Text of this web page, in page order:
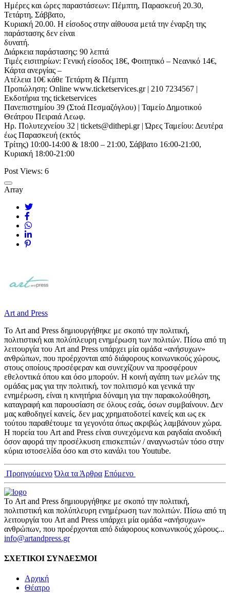
Ημέρες και ώρες παραστάσεων: Πέμπτη, Παρασκευή 20.30,
Τετάρτη, Σάββατο,
Κυριακή 20.00. Η είσοδος στην αίθουσα μετά την έναρξη της
παράστασης δεν είναι
δυνατή.
Διάρκεια παράστασης: 90 λεπτά
Τιμές εισιτηρίων: Γενική είσοδος 18€, Φοιτητικό – Νεανικό 14€,
Κάρτα ανεργίας –
Ατέλεια 10€ κάθε Τετάρτη & Πέμπτη
Προπώληση: Οnline www.ticketservices.gr | 210 7234567 |
Εκδοτήρια της ticketservices
Πανεπιστημίου 39 (Στοά Πεσμαζόγλου) | Ταμείο Δημοτικού
Θεάτρου Πειραιά Λεωφ.
Ηρ. Πολυτεχνείου 32 | tickets@dithepi.gr | Ώρες Ταμείου: Δευτέρα
έως Παρασκευή (εκτός
Τρίτης) 10:00-14:00 & 18:00 – 21:00, Σάββατο 16:00-21:00,
Κυριακή 18:00-21:00
Post Views: 6
Array
Art and Press
Το Art and Press δημιουργήθηκε με σκοπό την πολιτική,
πολιτιστική και πολύπλευρη ενημέρωση των πολιτών. Πίσω από τη
λειτουργία του Art and Press υπάρχει μία ομάδα «ανήσυχων»
ανθρώπων, που προέρχονται από διάφορους κοινωνικούς χώρους,
στους οποίους προσέφεραν και συνεχίζουν να προσφέρουν
εθελοντικά όπου και όσο μπορούν. Η κοινή αγάπη των μελών της
ομάδας μας για την πολιτική, τον πολιτισμό και γενικά την
ενημέρωση, είναι η κινητήρια δύναμη για την παρακολούθηση,
καταγραφή και παρουσίαση σε όλους εσάς, όσων συμβαίνουν. Δεν
μας καθοδηγεί κανείς, δεν μας χρηματοδοτεί κανείς και ως εκ
τούτου παραθέτουμε τα γεγονότα όπως ακριβώς λαμβάνουν χώρα.
Η πορεία του Art and Press είναι συνεχόμενα και ραγδαία ανοδική
όσον αφορά την προσέλκυση επισκεπτών / αναγνωστών τόσο στην
κύρια ιστοσελίδα όσο και στο κανάλι του Youtube.
Προηγούμενο Όλα τα Άρθρα Επόμενο
Το Art and Press δημιουργήθηκε με σκοπό την πολιτική,
πολιτιστική και πολύπλευρη ενημέρωση των πολιτών. Πίσω από τη
λειτουργία του Art and Press υπάρχει μία ομάδα «ανήσυχων»
ανθρώπων, που προέρχονται από διάφορους κοινωνικούς χώρους...
info@artandpress.gr
ΣΧΕΤΙΚΟΙ ΣΥΝΔΕΣΜΟΙ
Αρχική
Θέατρο